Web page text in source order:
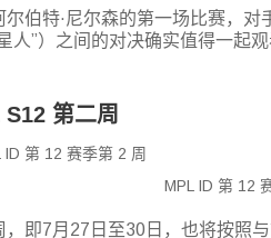
尔伯特·尼尔森的第一场比赛，对
人”）之间的对决确实值得一起
第二周
MPL ID 第 12
，即7月27日至30日，也将按照